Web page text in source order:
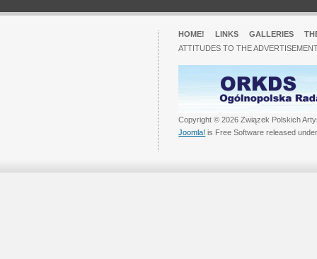
HOME! LINKS GALLERIES
ATTITUDES TO THE
Copyright © 2026 Związek Polskich
Joomla! is Free Software released